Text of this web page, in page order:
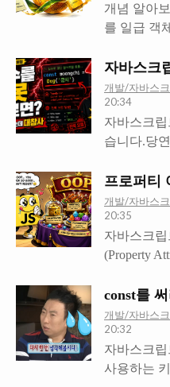
겠죠.그래
용을 하기
어려워집니
에 안 찍히
strict mode
mode 사용
체의 맨 첫
다. strict
전역 방지
선언 없이
개념 알아
를 일급 객
하다.- 변수
저장할 수
할 수 있다
있다. 자바
모두 만족
있습니다.
럼 쓸 수 있
어갈 수 있
(변수 할당
요소, 함수
프로그래
와 같은 짓
자바스크
개발/자바스
20:34
자바스크
습니다.당
는 함수도
요? 생성자
함수라는
Dog(name)
function() {
수로 사용
표준적인
인스턴스를
처럼 말입
this.name =
프로퍼티
개발/자바스
20:35
자바스크
(Property
프로그래밍
트리뷰트가
을 하는건
향 프로그
const를
개발/자바스
20:32
자바스크
사용하는